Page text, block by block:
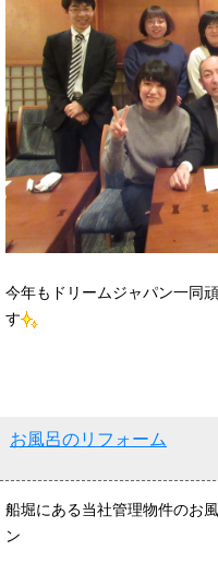
今年もドリームジャパン一同
す
お風呂のリフォーム
船堀にある当社管理物件のお
ン